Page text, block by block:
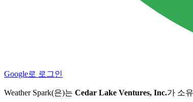
Google로 로그인
Weather Spark(은)는 Cedar Lake Ventures, Inc.가 소